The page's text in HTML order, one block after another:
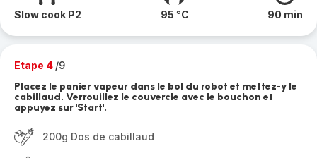
Slow cook P2 95 °C 90 min
Etape 4 /9
Placez le panier vapeur dans le bol du robot et mettez-y le
cabillaud. Verrouillez le couvercle avec le bouchon et
appuyez sur 'Start'.
200g Dos de cabillaud